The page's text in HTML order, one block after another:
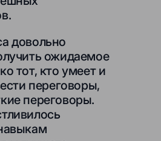
довольно
ожидаемое
тот, кто умеет и
переговоры,
переговоры.